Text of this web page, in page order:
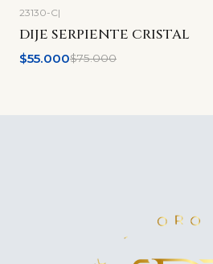
-27%OFF
23130-C|
DIJE SERPIENTE CRISTAL
$55.000$75.000